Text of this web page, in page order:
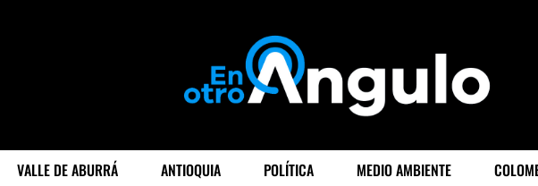
VALLE DE ABURRÁ ANTIOQUIA POLÍTICA MEDIO AMBIENTE